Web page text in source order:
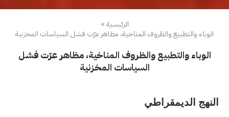
الرئيسية»
الوباء والتطبيع والظروف المناخية، مظاهر عرّت فشل السياسات المخزنية
الوباء والتطبيع والظروف المناخية، مظاهر عرّت فشل
السياسات المخزنية
النهج الديمقراطي